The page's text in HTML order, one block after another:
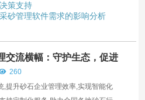
策支持
砂管理软件需求的影响分析
交流横幅：守护生态，促进
新标杆
260
,提升砂石企业管理效率,实现智能化